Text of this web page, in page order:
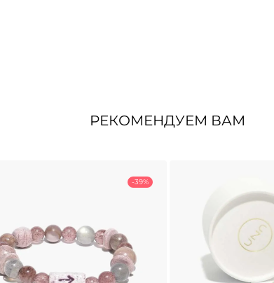
РЕКОМЕНДУЕМ ВАМ
-39%